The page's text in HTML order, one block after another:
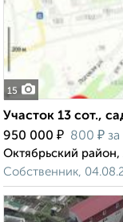
15
Участок 13 сот.,
950 000 ₽ 800 ₽
Октябрьский район,
Собственник,